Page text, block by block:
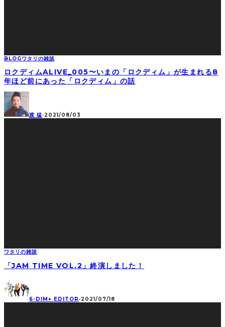
BLOGワタリの雑談
ロクディムALIVE_005〜いまの「ロクディム」が生まれる8
年ほど前にあった「ロクディム」の話
渡 猛·2021/08/03
ワタリの雑談
「JAM TIME VOL.2」終演しました！
6-DIM+ EDITOR ·2021/07/18